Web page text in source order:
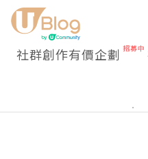
社群創作有價企劃